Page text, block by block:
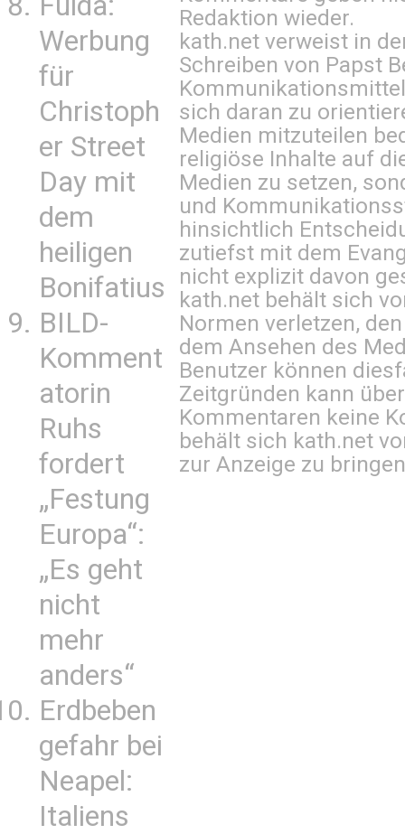
Werbung
für
Christoph
er Street
Day mit
dem
heiligen
Bonifatius
BILD-
Komment
atorin
Ruhs
fordert
„Festung
Europa“:
„Es geht
nicht
mehr
anders“
Erdbeben
gefahr bei
Neapel:
Italiens
Redaktion wieder.
kath.net verweist in
Schreiben von Papst
sich daran zu
Medien mitzuteilen
religiöse Inhalte auf
Medien zu setzen,
und
hinsichtlich
zutiefst mit dem
nicht explizit davon
kath.net behält sich
Normen verletzen,
dem Ansehen des
Benutzer können
Zeitgründen kann
Kommentaren keine
behält sich kath.net
zur Anzeige zu